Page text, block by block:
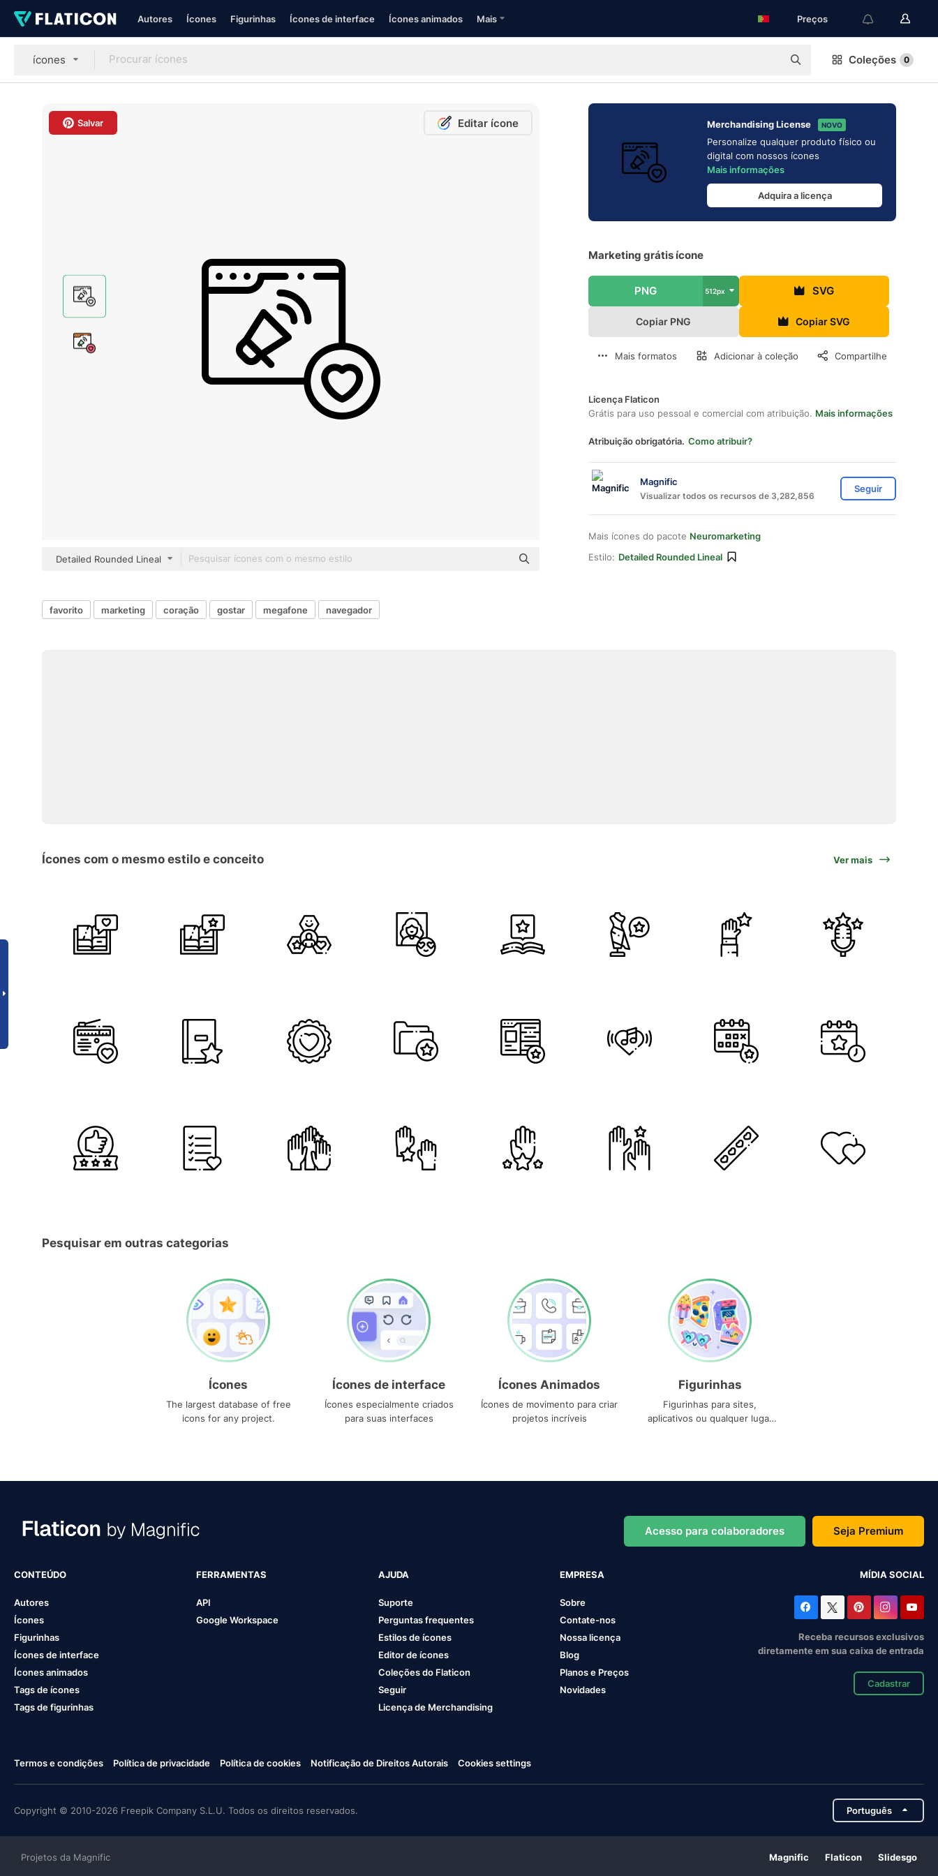
Autores Ícones Figurinhas Ícones de interface Ícones animados Mais Preços
ícones Coleções 0
Salvar Editar ícone
Detailed Rounded Lineal
Merchandising License NOVO
Personalize qualquer produto físico ou
digital com nossos ícones
Mais informações
Adquira a licença
Marketing grátis ícone
PNG 512px SVG
Copiar PNG Copiar SVG
Mais formatos Adicionar à coleção Compartilhe
Licença Flaticon
Grátis para uso pessoal e comercial com atribuição. Mais informações
Atribuição obrigatória. Como atribuir?
Magnific
Visualizar todos os recursos de 3,282,856
Seguir
Mais ícones do pacote Neuromarketing
Estilo: Detailed Rounded Lineal
favorito marketing coração gostar megafone navegador
Ícones com o mesmo estilo e conceito Ver mais
Pesquisar em outras categorias
Ícones
The largest database of free
icons for any project.
Ícones de interface
Ícones especialmente criados
para suas interfaces
Ícones Animados
Ícones de movimento para criar
projetos incríveis
Figurinhas
Figurinhas para sites,
aplicativos ou qualquer lugar
Acesso para colaboradores Seja Premium
CONTEÚDO
Autores
Ícones
Figurinhas
Ícones de interface
Ícones animados
Tags de ícones
Tags de figurinhas
FERRAMENTAS
API
Google Workspace
AJUDA
Suporte
Perguntas frequentes
Estilos de ícones
Editor de ícones
Coleções do Flaticon
Seguir
Licença de Merchandising
EMPRESA
Sobre
Contate-nos
Nossa licença
Blog
Planos e Preços
Novidades
MÍDIA SOCIAL
Receba recursos exclusivos
diretamente em sua caixa de entrada
Cadastrar
Termos e condições Política de privacidade Política de cookies Notificação de Direitos Autorais Cookies settings
Copyright © 2010-2026 Freepik Company S.L.U. Todos os direitos reservados. Português
Projetos da Magnific Magnific Flaticon Slidesgo